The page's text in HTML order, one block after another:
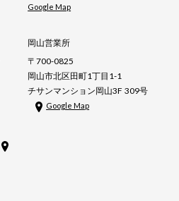
Google Map
岡山営業所
〒700-0825
岡山市北区田町1丁目1-1
チサンマンション岡山3F 309号
Google Map